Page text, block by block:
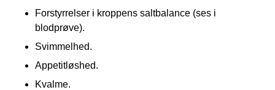
Forstyrrelser i kroppens saltbalance (ses i
blodprøve).
Svimmelhed.
Appetitløshed.
Kvalme.